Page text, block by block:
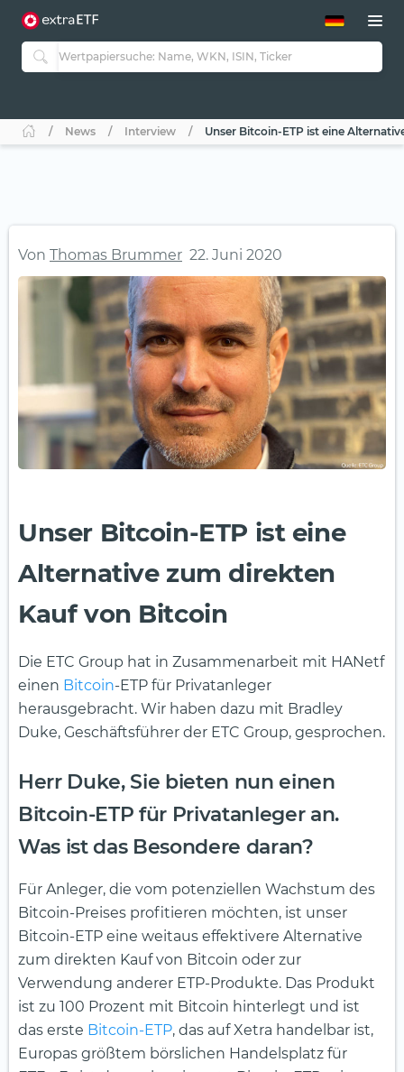
ETF-Guide 2.0
Guide Aktive ETFs
ETF-Sparpläne
News Interview Unser Bitcoin-ETP ist eine
Von Thomas Brummer 22. Juni 2020
Unser Bitcoin-ETP ist eine
Alternative zum direkten
Kauf von Bitcoin
Die ETC Group hat in Zusammenarbeit mit HANetf
einen Bitcoin-ETP für Privatanleger
herausgebracht. Wir haben dazu mit Bradley
Duke, Geschäftsführer der ETC Group, gesprochen.
Herr Duke, Sie bieten nun einen
Bitcoin-ETP für Privatanleger an.
Was ist das Besondere daran?
Für Anleger, die vom potenziellen Wachstum des
Bitcoin-Preises profitieren möchten, ist unser
Bitcoin-ETP eine weitaus effektivere Alternative
zum direkten Kauf von Bitcoin oder zur
Verwendung anderer ETP-Produkte. Das Produkt
ist zu 100 Prozent mit Bitcoin hinterlegt und ist
das erste Bitcoin-ETP, das auf Xetra handelbar ist,
Europas größtem börslichen Handelsplatz für